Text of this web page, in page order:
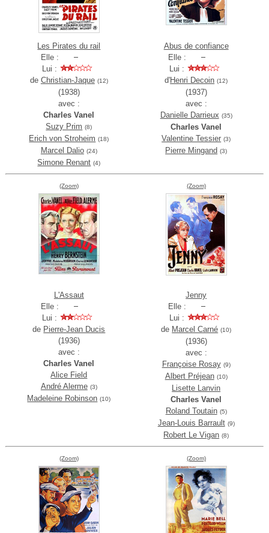
Les Pirates du rail
Elle :
Lui :
de Christian-Jaque (12)
(1938)
avec :
Charles Vanel
Suzy Prim (8)
Erich von Stroheim (18)
Marcel Dalio (24)
Simone Renant (4)
Abus de confiance
Elle :
Lui :
d'Henri Decoin (12)
(1937)
avec :
Danielle Darrieux (35)
Charles Vanel
Valentine Tessier (3)
Pierre Mingand (3)
(Zoom)
L'Assaut
Elle :
Lui :
de Pierre-Jean Ducis
(1936)
avec :
Charles Vanel
Alice Field
André Alerme (3)
Madeleine Robinson (10)
(Zoom)
Jenny
Elle :
Lui :
de Marcel Carné (10)
(1936)
avec :
Françoise Rosay (9)
Albert Préjean (10)
Lisette Lanvin
Charles Vanel
Roland Toutain (5)
Jean-Louis Barrault (9)
Robert Le Vigan (8)
(Zoom) (Zoom)